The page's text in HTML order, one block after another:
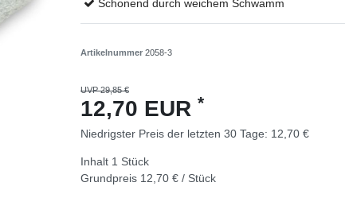
Schonend durch weichem Schwamm
Artikelnummer 2058-3
UVP 29,85 €
12,70 EUR *
Niedrigster Preis der letzten 30 Tage: 12,70 €
Inhalt 1 Stück
Grundpreis 12,70 € / Stück